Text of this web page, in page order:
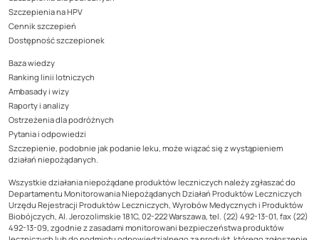
Szczepienia na HPV
Cennik szczepień
Dostępność szczepionek
Baza wiedzy
Ranking linii lotniczych
Ambasady i wizy
Raporty i analizy
Ostrzeżenia dla podróżnych
Pytania i odpowiedzi
Szczepienie, podobnie jak podanie leku, może wiązać się z wystąpieniem
działań niepożądanych.
Wszystkie działania niepożądane produktów leczniczych należy zgłaszać do
Departamentu Monitorowania Niepożądanych Działań Produktów Leczniczych
Urzędu Rejestracji Produktów Leczniczych, Wyrobów Medycznych i Produktów
Biobójczych, Al. Jerozolimskie 181C, 02-222 Warszawa, tel. (22) 492-13-01, fax (22)
492-13-09, zgodnie z zasadami monitorowani bezpieczeństwa produktów